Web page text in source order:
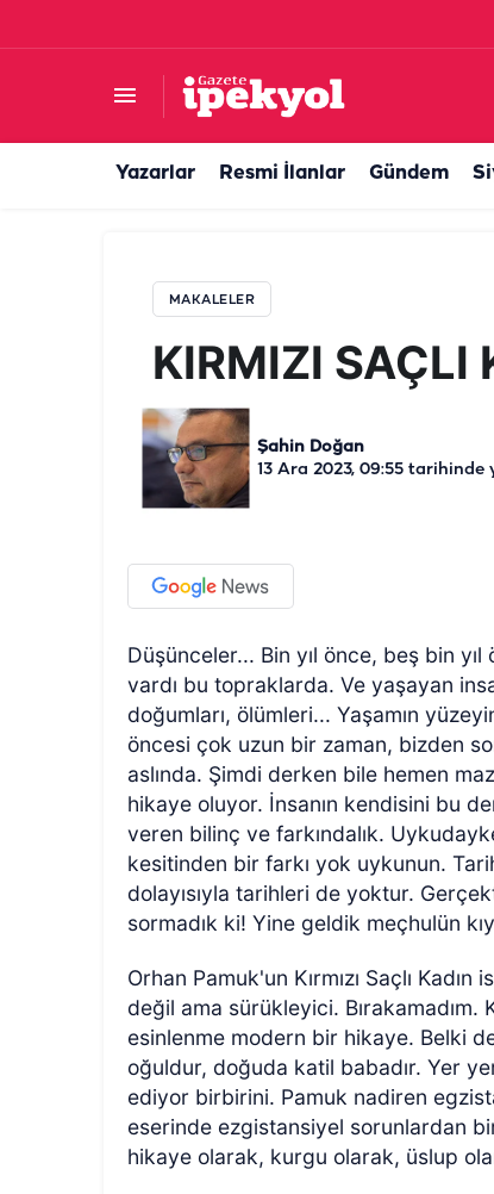
Yazarlar Resmi İlanlar Gündem
MAKALELER
KIRMIZI SAÇLI
Şahin Doğan
13 Ara 2023, 09:55 tarihinde
Düşünceler... Bin yıl önce, beş bin
vardı bu topraklarda. Ve yaşayan
doğumları, ölümleri... Yaşamın
öncesi çok uzun bir zaman, bizden
aslında. Şimdi derken bile hemen
hikaye oluyor. İnsanın kendisini bu
veren bilinç ve farkındalık.
kesitinden bir farkı yok uykunun.
dolayısıyla tarihleri de yoktur.
sormadık ki! Yine geldik meçhulün
Orhan Pamuk'un Kırmızı Saçlı Kadın
değil ama sürükleyici. Bırakamadım.
esinlenme modern bir hikaye. Belki
oğuldur, doğuda katil babadır. Yer
ediyor birbirini. Pamuk nadiren
eserinde ezgistansiyel sorunlardan
hikaye olarak, kurgu olarak, üslup